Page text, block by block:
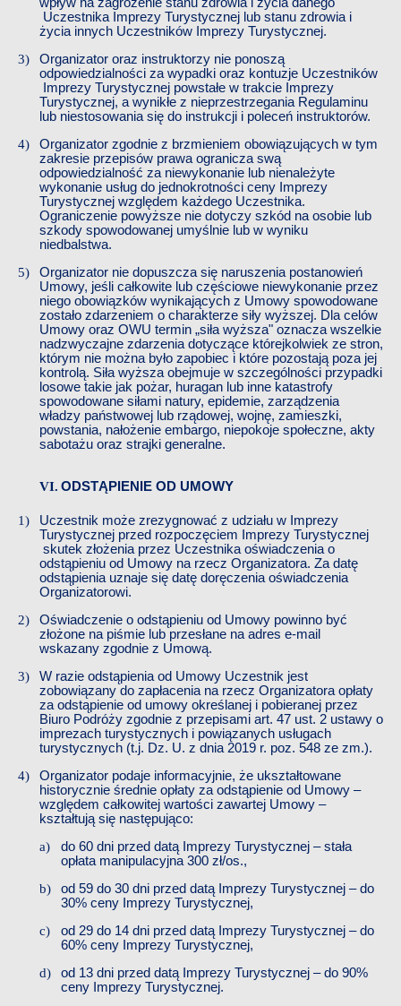
Uczestnika Imprezy Turystycznej lub stanu zdrowia i
życia innych Uczestników Imprezy Turystycznej.
Organizator oraz instruktorzy nie ponoszą
odpowiedzialności za wypadki oraz kontuzje Uczestników
Imprezy Turystycznej powstałe w trakcie Imprezy
Turystycznej, a wynikłe z nieprzestrzegania Regulaminu
lub niestosowania się do instrukcji i poleceń instruktorów.
Organizator zgodnie z brzmieniem obowiązujących w tym
zakresie przepisów prawa ogranicza swą
odpowiedzialność za niewykonanie lub nienależyte
wykonanie usług do jednokrotności ceny Imprezy
Turystycznej względem każdego Uczestnika.
Ograniczenie powyższe nie dotyczy szkód na osobie lub
szkody spowodowanej umyślnie lub w wyniku
niedbalstwa.
Organizator nie dopuszcza się naruszenia postanowień
Umowy, jeśli całkowite lub częściowe niewykonanie przez
niego obowiązków wynikających z Umowy spowodowane
zostało zdarzeniem o charakterze siły wyższej. Dla celów
Umowy oraz OWU termin „siła wyższa" oznacza wszelkie
nadzwyczajne zdarzenia dotyczące którejkolwiek ze stron,
którym nie można było zapobiec i które pozostają poza jej
kontrolą. Siła wyższa obejmuje w szczególności przypadki
losowe takie jak pożar, huragan lub inne katastrofy
spowodowane siłami natury, epidemie, zarządzenia
władzy państwowej lub rządowej, wojnę, zamieszki,
powstania, nałożenie embargo, niepokoje społeczne, akty
sabotażu oraz strajki generalne.
ODSTĄPIENIE OD UMOWY
Uczestnik może zrezygnować z udziału w Imprezy
Turystycznej przed rozpoczęciem Imprezy Turystycznej
skutek złożenia przez Uczestnika oświadczenia o
odstąpieniu od Umowy na rzecz Organizatora. Za datę
odstąpienia uznaje się datę doręczenia oświadczenia
Organizatorowi.
Oświadczenie o odstąpieniu od Umowy powinno być
złożone na piśmie lub przesłane na adres e-mail
wskazany zgodnie z Umową.
W razie odstąpienia od Umowy Uczestnik jest
zobowiązany do zapłacenia na rzecz Organizatora opłaty
za odstąpienie od umowy określanej i pobieranej przez
Biuro Podróży zgodnie z przepisami art. 47 ust. 2 ustawy o
imprezach turystycznych i powiązanych usługach
turystycznych (t.j. Dz. U. z dnia 2019 r. poz. 548 ze zm.).
Organizator podaje informacyjnie, że ukształtowane
historycznie średnie opłaty za odstąpienie od Umowy –
względem całkowitej wartości zawartej Umowy –
kształtują się następująco:
do 60 dni przed datą Imprezy Turystycznej – stała
opłata manipulacyjna 300 zł/os.,
od 59 do 30 dni przed datą Imprezy Turystycznej – do
30% ceny Imprezy Turystycznej,
od 29 do 14 dni przed datą Imprezy Turystycznej – do
60% ceny Imprezy Turystycznej,
od 13 dni przed datą Imprezy Turystycznej – do 90%
ceny Imprezy Turystycznej.